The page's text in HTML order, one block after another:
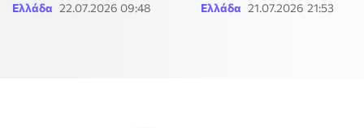
Ελλάδα 22.07.2026 09:48 Ελλάδα 21.07.2026 21:53